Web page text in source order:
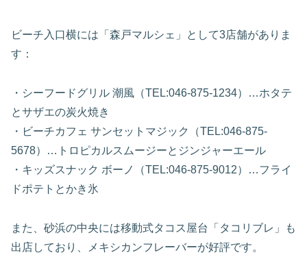
ビーチ入口横には「森戸マルシェ」として3店舗がありま
す：
・シーフードグリル 潮風（TEL:046-875-1234）…ホタテ
とサザエの炭火焼き
・ビーチカフェ サンセットマジック（TEL:046-875-
5678）…トロピカルスムージーとジンジャーエール
・キッズスナック ボーノ（TEL:046-875-9012）…フライ
ドポテトとかき氷
また、砂浜の中央には移動式タコス屋台「タコリブレ」も
出店しており、メキシカンフレーバーが好評です。